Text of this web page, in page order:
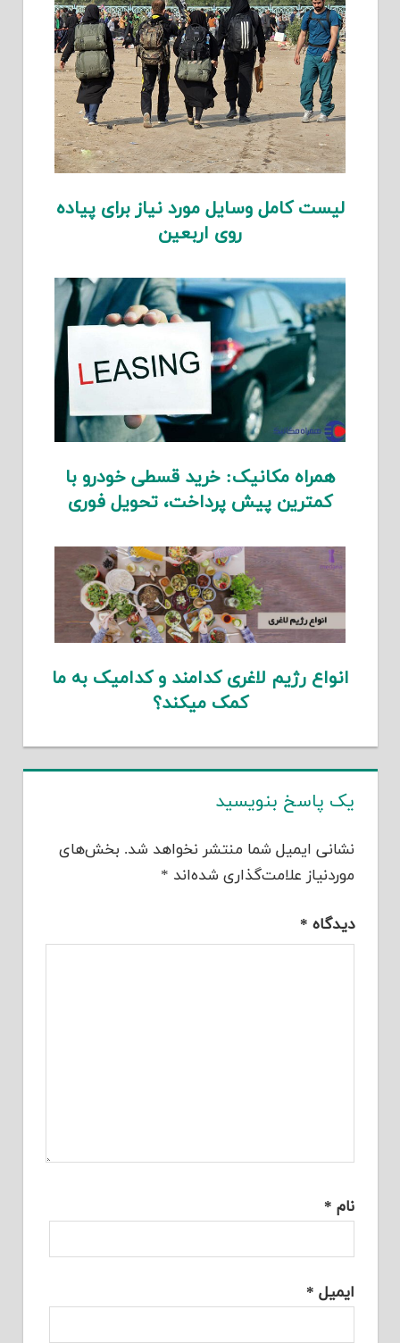
لیست کامل وسایل مورد نیاز برای پیاده
روی اربعین
همراه مکانیک: خرید قسطی خودرو با
کمترین پیش پرداخت، تحویل فوری
انواع رژیم لاغری کدامند و کدامیک به ما
کمک میکند؟
یک پاسخ بنویسید
نشانی ایمیل شما منتشر نخواهد شد. بخش‌های
موردنیاز علامت‌گذاری شده‌اند *
دیدگاه *
نام *
ایمیل *